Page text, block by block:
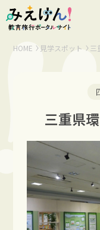
HOME 見学スポット 三
三重県